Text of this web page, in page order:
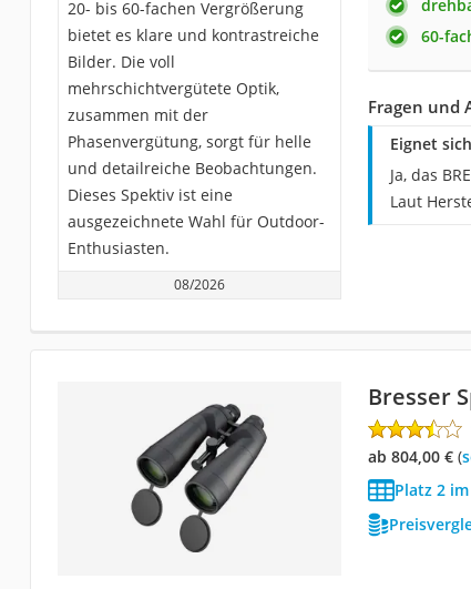
20- bis 60-fachen Vergrößerung
bietet es klare und kontrastreiche
Bilder. Die voll
mehrschichtvergütete Optik,
zusammen mit der
Phasenvergütung, sorgt für helle
und detailreiche Beobachtungen.
Dieses Spektiv ist eine
ausgezeichnete Wahl für Outdoor-
Enthusiasten.
08/2026
60-
Fragen und
Eignet
Ja, das
Laut
Bresser
ab 804,00 €(
Platz 2